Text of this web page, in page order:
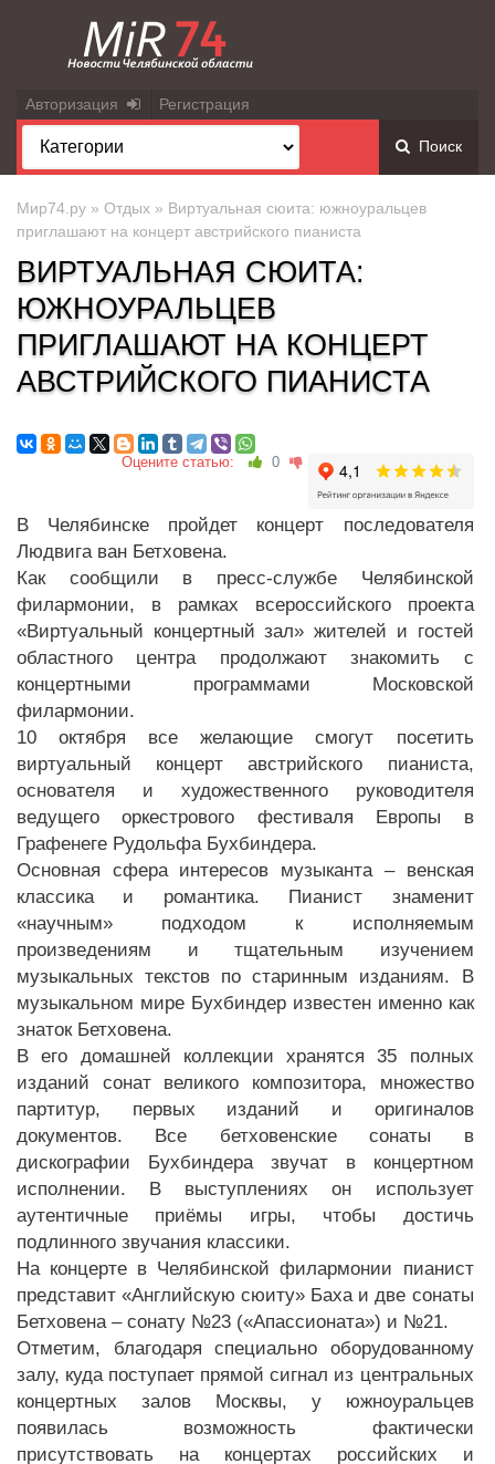
Авторизация Регистрация
Поиск
Мир74.ру » Отдых » Виртуальная сюита: южноуральцев
приглашают на концерт австрийского пианиста
ВИРТУАЛЬНАЯ СЮИТА:
ЮЖНОУРАЛЬЦЕВ
ПРИГЛАШАЮТ НА КОНЦЕРТ
АВСТРИЙСКОГО ПИАНИСТА
Оцените статью: 0
В Челябинске пройдет концерт последователя
Людвига ван Бетховена.
Как сообщили в пресс-службе Челябинской
филармонии, в рамках всероссийского проекта
«Виртуальный концертный зал» жителей и гостей
областного центра продолжают знакомить с
концертными программами Московской
филармонии.
10 октября все желающие смогут посетить
виртуальный концерт австрийского пианиста,
основателя и художественного руководителя
ведущего оркестрового фестиваля Европы в
Графенеге Рудольфа Бухбиндера.
Основная сфера интересов музыканта – венская
классика и романтика. Пианист знаменит
«научным» подходом к исполняемым
произведениям и тщательным изучением
музыкальных текстов по старинным изданиям. В
музыкальном мире Бухбиндер известен именно как
знаток Бетховена.
В его домашней коллекции хранятся 35 полных
изданий сонат великого композитора, множество
партитур, первых изданий и оригиналов
документов. Все бетховенские сонаты в
дискографии Бухбиндера звучат в концертном
исполнении. В выступлениях он использует
аутентичные приёмы игры, чтобы достичь
подлинного звучания классики.
На концерте в Челябинской филармонии пианист
представит «Английскую сюиту» Баха и две сонаты
Бетховена – сонату №23 («Апассионата») и №21.
Отметим, благодаря специально оборудованному
залу, куда поступает прямой сигнал из центральных
концертных залов Москвы, у южноуральцев
появилась возможность фактически
присутствовать на концертах российских и